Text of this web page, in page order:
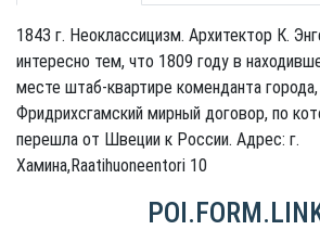
1843 г. Неоклассицизм. Архитектор К.
интересно тем, что 1809 году в
месте штаб-квартире коменданта
Фридрихсгамский мирный договор, по
перешла от Швеции к России. Адрес: г.
Хамина,Raatihuoneentori 10